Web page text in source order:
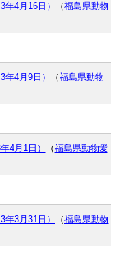
4月16日） （福島県動物
4月9日） （福島県動物
4月1日） （福島県動物愛
3月31日） （福島県動物